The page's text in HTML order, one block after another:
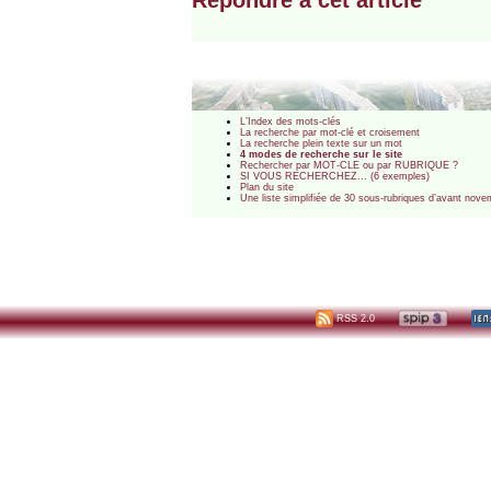
L’Index des mots-clés
La recherche par mot-clé et croisement
La recherche plein texte sur un mot
4 modes de recherche sur le site
Rechercher par MOT-CLE ou par RUBRIQUE ?
SI VOUS RECHERCHEZ... (6 exemples)
Plan du site
Une liste simplifiée de 30 sous-rubriques d’avant
RSS 2.0